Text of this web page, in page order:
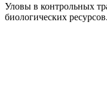
Уловы в контрольных
биологических ресурсов.